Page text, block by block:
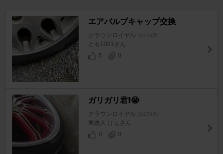
エアバルブキャップ交換
クラウンロイヤル [S170系]
とも1001さん
5
0
ガリガリ君❗️😭
クラウンロイヤル [S170系]
車改人 けぇさん
0
0